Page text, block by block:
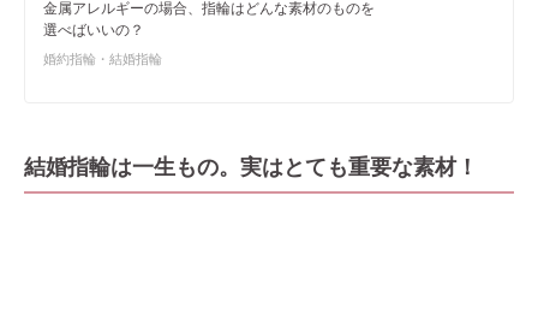
金属アレルギーの場合、指輪はどんな素材のものを
選べばいいの？
婚約指輪・結婚指輪
結婚指輪は一生もの。実はとても重要な素材！